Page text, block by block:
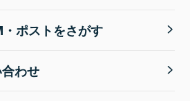
ポストをさがす
わせ